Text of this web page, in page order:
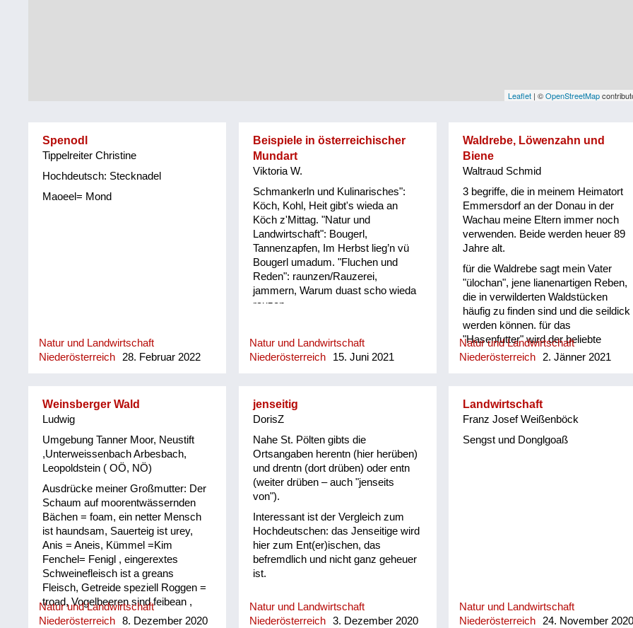
Leaflet | ©OpenStreetMap
Spenodl
Tippelreiter Christine
Hochdeutsch: Stecknadel
Maoeel= Mond
Natur und Landwirtschaft
Niederösterreich
28. Februar 2022
Beispiele in österreichischer
Mundart
Viktoria W.
Schmankerln und Kulinarisches":
Köch, Kohl, Heit gibt's wieda an
Köch z'Mittag. "Natur und
Landwirtschaft": Bougerl,
Tannenzapfen, Im Herbst lieg’n vü
Bougerl umadum. "Fluchen und
Reden": raunzen/Rauzerei,
jammern, Warum duast scho wieda
rauzen.
Natur und Landwirtschaft
Niederösterreich
15. Juni 2021
Waldrebe, Löwenzahn und
Biene
Waltraud Schmid
3 begriffe, die in meinem Heimatort
Emmersdorf an der Donau in der
Wachau meine Eltern immer noch
verwenden. Beide werden heuer 89
Jahre alt.
für die Waldrebe sagt mein Vater
"ülochan", jene lianenartigen Reben,
die in verwilderten Waldstücken
häufig zu finden sind und die seildick
werden können. für das
"Hasenfutter" wird der beliebte
Löwenzahn mit "mordoschn"
ich selber Hasen gehalten habe. "So
schene Mordoschn! war ein oft
gehörter Ausruf Die Bienen oder die
Natur und Landwirtschaft
Niederösterreich
2. Jänner 2021
Weinsberger Wald
Ludwig
Umgebung Tanner Moor, Neustift
,Unterweissenbach Arbesbach,
Leopoldstein ( OÖ, NÖ)
Ausdrücke meiner Großmutter: Der
Schaum auf moorentwässernden
Bächen = foam, ein netter Mensch
ist haundsam, Sauerteig ist urey,
Anis = Aneis, Kümmel =Kim
Fenchel= Fenigl , eingerextes
Schweinefleisch ist a greans
Fleisch, Getreide speziell Roggen =
troad, Vogelbeeren sind feibean ,
Blaubeeren sind Heidelbeeren,
Natur und Landwirtschaft
Niederösterreich
8. Dezember 2020
jenseitig
DorisZ
Nahe St. Pölten gibts die
Ortsangaben herentn (hier herüben)
und drentn (dort drüben) oder entn
(weiter drüben – auch "jenseits
von").
Interessant ist der Vergleich zum
Hochdeutschen: das Jenseitige wird
hier zum Ent(er)ischen, das
befremdlich und nicht ganz geheuer
ist.
Natur und Landwirtschaft
Niederösterreich
3. Dezember 2020
Landwirtschaft
Franz Josef Weißenböck
Sengst und Donglgoaß
Natur und Landwirtschaft
Niederösterreich
24. November